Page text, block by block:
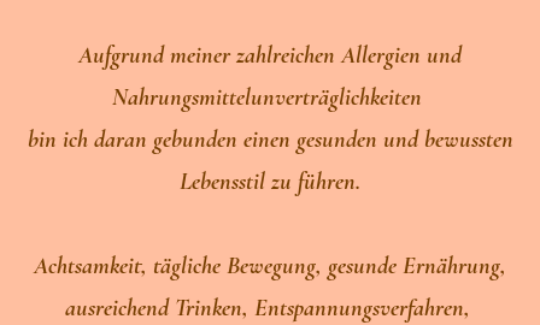
Aufgrund meiner zahlreichen Allergien und
Nahrungsmittelunverträglichkeiten
bin ich daran gebunden einen gesunden und bewussten
Lebensstil zu führen.
Achtsamkeit, tägliche Bewegung, gesunde Ernährung,
ausreichend Trinken, Entspannungsverfahren,